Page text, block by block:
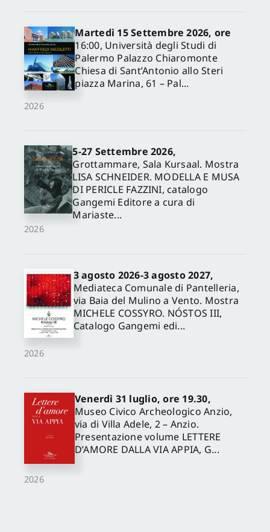
2026
Martedì 15 Settembre 2026, ore
16:00, Università degli Studi di
Palermo Palazzo Chiaromonte
Chiesa di Sant’Antonio allo Steri
piazza Marina, 61 – Pal...
2026
5-27 Settembre 2026,
Grottammare, Sala Kursaal. Mostra
LISA SCHNEIDER. MODELLA E MUSA
DI PERICLE FAZZINI, catalogo
Gangemi Editore a cura di
Mariaste...
2026
3 agosto 2026-3 agosto 2027,
Mediateca Comunale di Pantelleria,
via Baia del Mulino a Vento. Mostra
MICHELE COSSYRO. NÓSTOS III,
Catalogo Gangemi edi...
2026
Venerdì 31 luglio, ore 19.30,
Museo Civico Archeologico Anzio,
via di Villa Adele, 2 – Anzio.
Presentazione volume LETTERE
D’AMORE DALLA VIA APPIA, G...